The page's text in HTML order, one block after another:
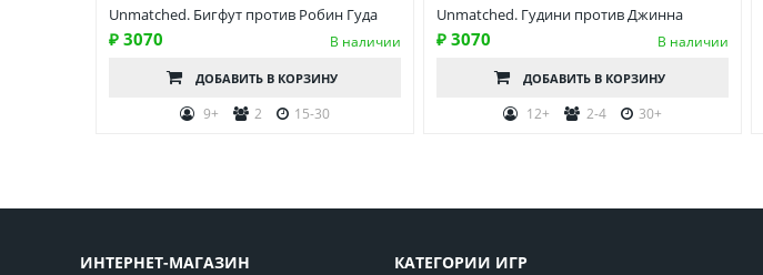
Unmatched. Бигфут против Робин Гуда
₽ 3070 В наличии
ДОБАВИТЬ В КОРЗИНУ
9+ 2 15-30
Unmatched. Гудини против Джинна
₽ 3070 В наличии
ДОБАВИТЬ В КОРЗИНУ
12+ 2-4 30+
ИНТЕРНЕТ-МАГАЗИН
КАТЕГОРИИ ИГР